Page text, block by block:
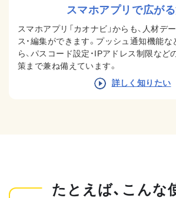
スマホアプリで広が
スマホアプリ「カオナビ」からも、人材デ
ス・編集ができます。プッシュ通知機能
ら、パスコード設定・IPアドレス制限な
策まで兼ね備えています。
詳しく知りたい